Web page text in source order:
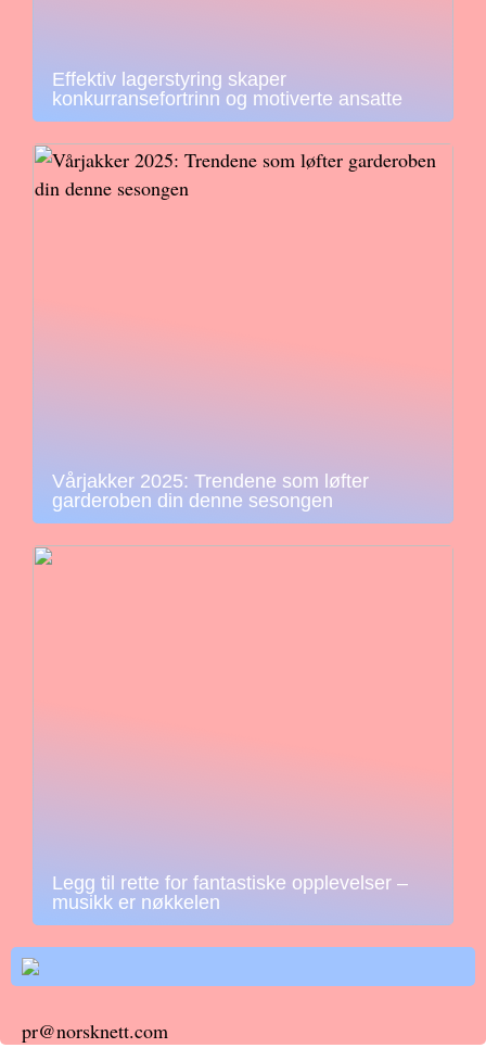
Effektiv lagerstyring skaper
konkurransefortrinn og motiverte ansatte
Vårjakker 2025: Trendene som løfter
garderoben din denne sesongen
Legg til rette for fantastiske opplevelser –
musikk er nøkkelen
pr@norsknett.com